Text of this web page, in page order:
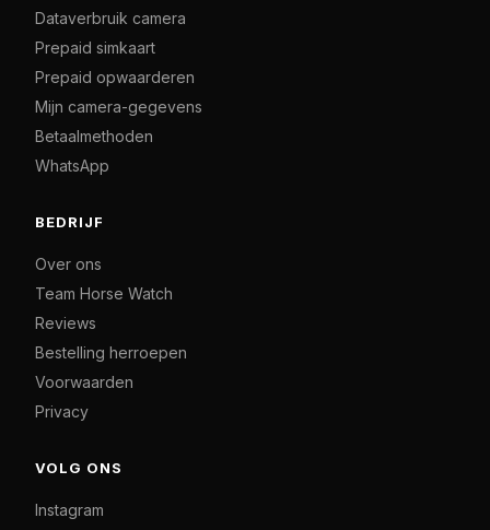
Dataverbruik camera
Prepaid simkaart
Prepaid opwaarderen
Mijn camera-gegevens
Betaalmethoden
WhatsApp
BEDRIJF
Over ons
Team Horse Watch
Reviews
Bestelling herroepen
Voorwaarden
Privacy
VOLG ONS
Instagram